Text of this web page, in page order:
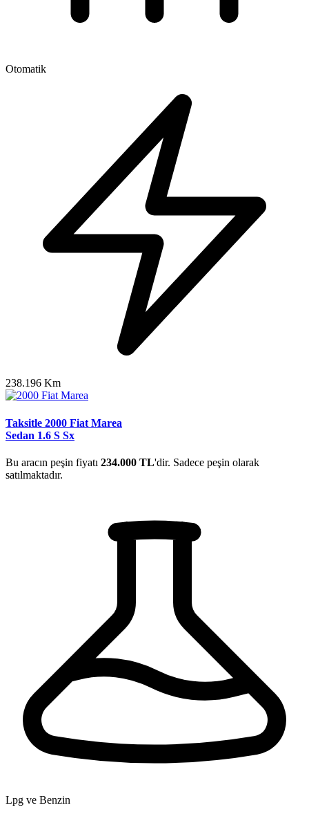
Otomatik
238.196 Km
Taksitle 2000 Fiat Marea
Sedan 1.6 S Sx
Bu aracın peşin fiyatı 234.000 TL'dir. Sadece peşin olarak
satılmaktadır.
Lpg ve Benzin